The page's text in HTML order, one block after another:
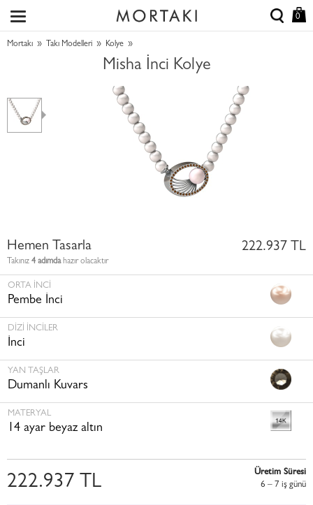
0
Mortakı » Takı Modelleri » Kolye »
Misha İnci Kolye
Hemen Tasarla
Takınız 4 adımdahazır olacaktır
222.937 TL
ORTA İNCI
Pembe İnci
DIZI İNCILER
İnci
YAN TAŞLAR
Dumanlı Kuvars
MATERYAL
14 ayar beyaz altın
222.937 TL
Üretim Süresi
6 – 7 i̇ş günü